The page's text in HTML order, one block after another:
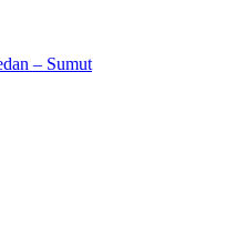
– Sumut